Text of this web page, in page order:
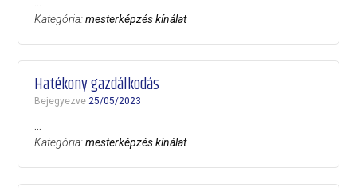
Kategória:mesterképzés kínálat
Hatékony gazdálkodás
Bejegyezve25/05/2023
Kategória:mesterképzés kínálat